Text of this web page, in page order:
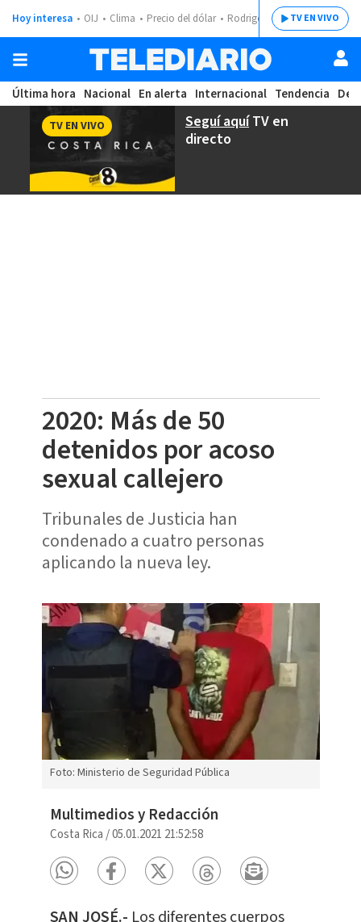
Hoy interesa OIJ Clima Precio del dólar Rodrigo ChavesTV EN VIVO
Última hora Nacional En alerta Internacional Tendencia
Seguí aquíTV en
directo
TV EN VIVO
2020: Más de 50
detenidos por acoso
sexual callejero
Tribunales de Justicia han
condenado a cuatro personas
aplicando la nueva ley.
Foto: Ministerio de Seguridad Pública
Multimedios y Redacción
Costa Rica /05.01.2021 21:52:58
SAN JOSÉ.- Los diferentes cuerpos